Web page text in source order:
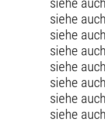
siehe
siehe
siehe
siehe
siehe
siehe
siehe